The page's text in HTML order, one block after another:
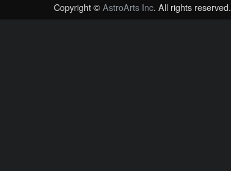
Copyright ©AstroArts Inc. All rights reserved.